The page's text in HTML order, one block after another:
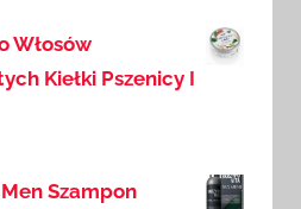
Włosów
Kiełki Pszenicy I
Szampon